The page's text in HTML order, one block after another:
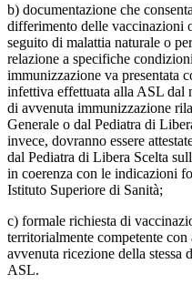
b) documentazione che
differimento delle vaccinazioni
seguito di malattia naturale o
relazione a specifiche
immunizzazione va presentata
infettiva effettuata alla ASL dal
di avvenuta immunizzazione
Generale o dal Pediatra di
invece, dovranno essere
dal Pediatra di Libera Scelta
in coerenza con le indicazioni
Istituto Superiore di Sanità;
c) formale richiesta di
territorialmente competente con
avvenuta ricezione della stessa
ASL.